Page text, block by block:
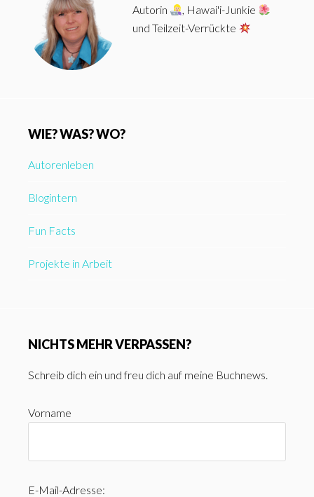
Autorin
, Hawai'i-Junkie
und Teilzeit-Verrückte
WIE? WAS? WO?
Autorenleben
Blogintern
Fun Facts
Projekte in Arbeit
NICHTS MEHR VERPASSEN?
Schreib dich ein und freu dich auf meine Buchnews.
Vorname
E-Mail-Adresse: